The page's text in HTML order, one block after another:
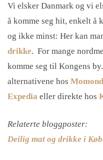
Vi elsker Danmark og vi
å komme seg hit, enkelt å
og ikke minst: Her kan
drikke. For mange
komme seg til Kongens
alternativene hos
Expedia eller direkte hos
Relaterte bloggposter:
Deilig mat og drikke i